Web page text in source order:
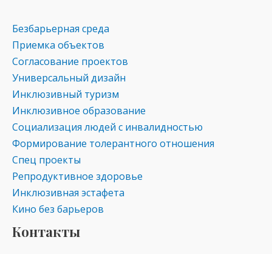
Безбарьерная среда
Приемка объектов
Согласование проектов
Универсальный дизайн
Инклюзивный туризм
Инклюзивное образование
Социализация людей с инвалидностью
Формирование толерантного отношения
Спец проекты
Репродуктивное здоровье
Инклюзивная эстафета
Кино без барьеров
Контакты